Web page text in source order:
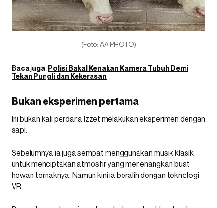
(Foto: AA PHOTO)
Baca juga:Polisi Bakal Kenakan Kamera Tubuh Demi
Tekan Pungli dan Kekerasan
Bukan eksperimen pertama
Ini bukan kali perdana Izzet melakukan eksperimen dengan
sapi.
Sebelumnya ia juga sempat menggunakan musik klasik
untuk menciptakan atmosfir yang menenangkan buat
hewan ternaknya. Namun kini ia beralih dengan teknologi
VR.